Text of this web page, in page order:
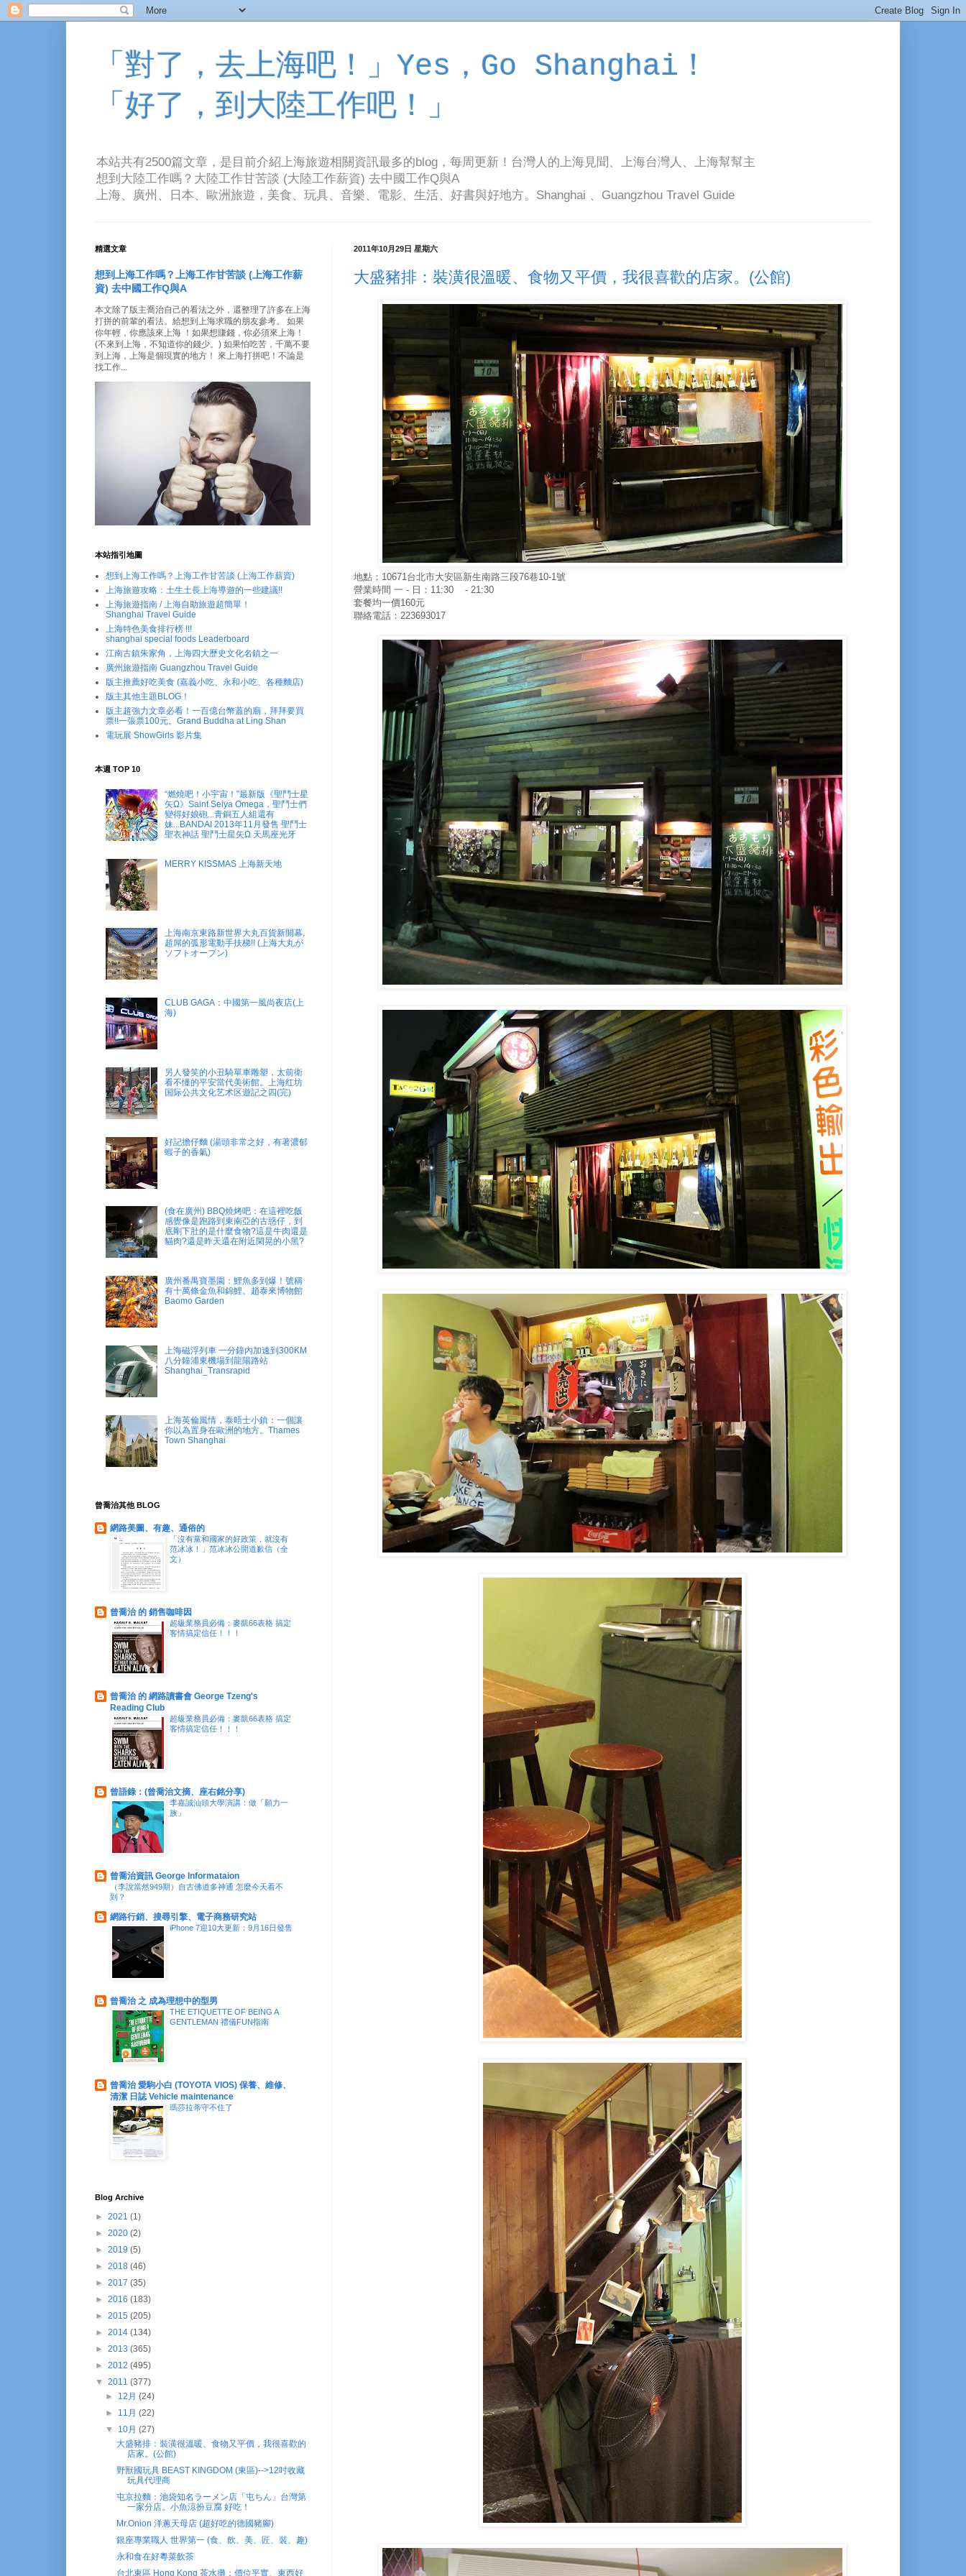
「對了，去上海吧！」Yes，Go Shanghai！
「好了，到大陸工作吧！」
本站共有2500篇文章，是目前介紹上海旅遊相關資訊最多的blog，每周更新！台灣人的上海見聞、上海台灣人、上海幫幫主
想到大陸工作嗎？大陸工作甘苦談 (大陸工作薪資) 去中國工作Q與A
上海、廣州、日本、歐洲旅遊，美食、玩具、音樂、電影、生活、好書與好地方。Shanghai 、Guangzhou Travel Guide
2011年10月29日 星期六
大盛豬排：裝潢很溫暖、食物又平價，我很喜歡的店家。(公館)
地點：10671台北市大安區新生南路三段76巷10-1號
營業時間 一 - 日：11:30 - 21:30
套餐均一價160元
聯絡電話：223693017
精選文章
想到上海工作嗎？上海工作甘苦談 (上海工作薪
資) 去中國工作Q與A
本文除了版主喬治自己的看法之外，還整理了許多在上海
打拼的前輩的看法。給想到上海求職的朋友參考。 如果
你年輕，你應該來上海 ！如果想賺錢，你必須來上海！
(不來到上海，不知道你的錢少。) 如果怕吃苦，千萬不要
到上海，上海是個現實的地方！ 來上海打拼吧！不論是
找工作...
本站指引地圖
想到上海工作嗎？上海工作甘苦談 (上海工作薪資)
上海旅遊攻略：土生土長上海導遊的一些建議!!
上海旅遊指南 / 上海自助旅遊超簡單！
Shanghai Travel Guide
上海特色美食排行榜 !!!
shanghai special foods Leaderboard
江南古鎮朱家角，上海四大歷史文化名鎮之一
廣州旅遊指南 Guangzhou Travel Guide
版主推薦好吃美食 (嘉義小吃、永和小吃、各種麵店)
版主其他主題BLOG！
版主超強力文章必看！一百億台幣蓋的廟，拜拜要買
票!!一張票100元。Grand Buddha at Ling Shan
電玩展 ShowGirls 影片集
本週 TOP 10
“燃燒吧！小宇宙！”最新版《聖鬥士星
矢Ω》Saint Seiya Omega，聖鬥士們
變得好娘砲...青銅五人組還有
妹...BANDAI 2013年11月發售 聖鬥士
聖衣神話 聖鬥士星矢Ω 天馬座光牙
MERRY KISSMAS 上海新天地
上海南京東路新世界大丸百貨新開幕,
超屌的弧形電動手扶梯!! (上海大丸が
ソフトオープン)
CLUB GAGA：中國第一風尚夜店(上
海)
另人發笑的小丑騎單車雕塑，太前衛
看不懂的平安當代美術館。上海红坊
国际公共文化艺术区遊記之四(完)
好記擔仔麵 (湯頭非常之好，有著濃郁
蝦子的香氣)
(食在廣州) BBQ燒烤吧：在這裡吃飯
感覺像是跑路到東南亞的古惑仔，到
底剛下肚的是什麼食物?這是牛肉還是
貓肉?還是昨天還在附近閑晃的小黑?
廣州番禺寶墨園：鯉魚多到爆！號稱
有十萬條金魚和錦鯉。趙泰來博物館
Baomo Garden
上海磁浮列車 一分鐘內加速到300KM
八分鐘浦東機場到龍陽路站
Shanghai_Transrapid
上海英倫風情，泰晤士小鎮：一個讓
你以為置身在歐洲的地方。Thames
Town Shanghai
曾喬治其他 BLOG
網路美圖、有趣、通俗的
「沒有黨和國家的好政策，就沒有
范冰冰！」范冰冰公開道歉信（全
文）
曾喬治 的 銷售咖啡因
超級業務員必備：麥凱66表格 搞定
客情搞定信任！！！
曾喬治 的 網路讀書會 George Tzeng's
Reading Club
超級業務員必備：麥凱66表格 搞定
客情搞定信任！！！
曾語錄：(曾喬治文摘、座右銘分享)
李嘉誠汕頭大學演講：做「願力一
族」
曾喬治資訊 George Informataion
（李說當然949期）自古佛道多神通 怎麼今天看不
到？
網路行銷、搜尋引擎、電子商務研究站
iPhone 7迎10大更新：9月16日發售
曾喬治 之 成為理想中的型男
THE ETIQUETTE OF BEING A
GENTLEMAN 禮儀FUN指南
曾喬治 愛駒小白 (TOYOTA VIOS) 保養、維修、
清潔 日誌 Vehicle maintenance
瑪莎拉蒂守不住了
Blog Archive
► 2021 (1)
► 2020 (2)
► 2019 (5)
► 2018 (46)
► 2017 (35)
► 2016 (183)
► 2015 (205)
► 2014 (134)
► 2013 (365)
► 2012 (495)
▼ 2011 (377)
► 12月(24)
► 11月(22)
▼ 10月(27)
大盛豬排：裝潢很溫暖、食物又平價，我很喜歡的
店家。(公館)
野獸國玩具 BEAST KINGDOM (東區)-->12吋收藏
玩具代理商
屯京拉麵：池袋知名ラーメン店「屯ちん」台灣第
一家分店。小魚涼扮豆腐 好吃！
Mr.Onion 洋蔥天母店 (超好吃的德國豬腳)
銀座專業職人 世界第一 (食、飲、美、匠、裝、趣)
永和食在好粵菜飲茶
台北東區 Hong Kong 茶水攤：價位平實、東西好